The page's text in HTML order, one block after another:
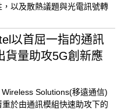
以及散熱議題與光電訊號轉
以首屈一指的通訊
貨量助攻5G創新應
Solutions(移遠通信)
於由通訊模組快速助攻下的